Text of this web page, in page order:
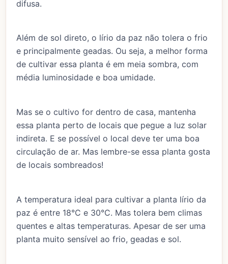
difusa.
Além de sol direto, o lírio da paz não tolera o frio
e principalmente geadas. Ou seja, a melhor forma
de cultivar essa planta é em meia sombra, com
média luminosidade e boa umidade.
Mas se o cultivo for dentro de casa, mantenha
essa planta perto de locais que pegue a luz solar
indireta. E se possível o local deve ter uma boa
circulação de ar. Mas lembre-se essa planta gosta
de locais sombreados!
A temperatura ideal para cultivar a planta lírio da
paz é entre 18°C e 30°C. Mas tolera bem climas
quentes e altas temperaturas. Apesar de ser uma
planta muito sensível ao frio, geadas e sol.